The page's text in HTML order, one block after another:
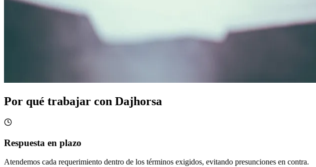
Por qué trabajar con Dajhorsa
Respuesta en plazo
Atendemos cada requerimiento dentro de los términos exigidos, evitando presunciones en contra.